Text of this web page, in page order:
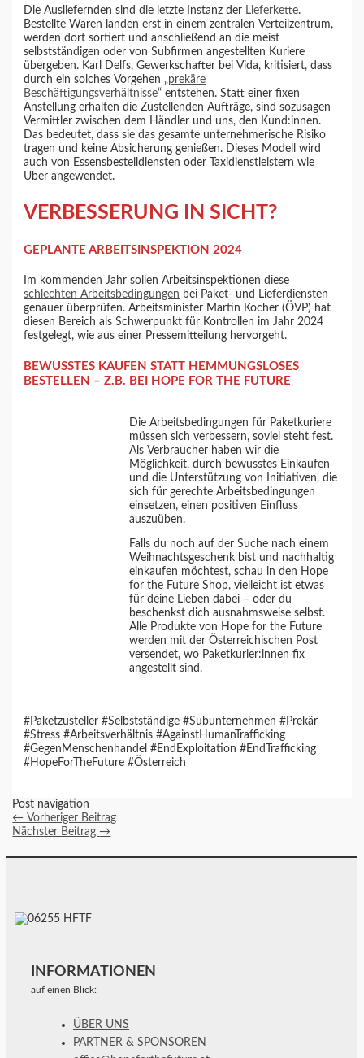
Die Ausliefernden sind die letzte Instanz der Lieferkette.
Bestellte Waren landen erst in einem zentralen Verteilzentrum,
werden dort sortiert und anschließend an die meist
selbstständigen oder von Subfirmen angestellten Kuriere
übergeben. Karl Delfs, Gewerkschafter bei Vida, kritisiert, dass
durch ein solches Vorgehen „prekäre
Beschäftigungsverhältnisse“ entstehen. Statt einer fixen
Anstellung erhalten die Zustellenden Aufträge, sind sozusagen
Vermittler zwischen dem Händler und uns, den Kund:innen.
Das bedeutet, dass sie das gesamte unternehmerische Risiko
tragen und keine Absicherung genießen. Dieses Modell wird
auch von Essensbestelldiensten oder Taxidienstleistern wie
Uber angewendet.
VERBESSERUNG IN SICHT?
GEPLANTE ARBEITSINSPEKTION 2024
Im kommenden Jahr sollen Arbeitsinspektionen diese
schlechten Arbeitsbedingungen bei Paket- und Lieferdiensten
genauer überprüfen. Arbeitsminister Martin Kocher (ÖVP) hat
diesen Bereich als Schwerpunkt für Kontrollen im Jahr 2024
festgelegt, wie aus einer Pressemitteilung hervorgeht.
BEWUSSTES KAUFEN STATT HEMMUNGSLOSES
BESTELLEN – Z.B. BEI HOPE FOR THE FUTURE
Die Arbeitsbedingungen für Paketkuriere
müssen sich verbessern, soviel steht fest.
Als Verbraucher haben wir die
Möglichkeit, durch bewusstes Einkaufen
und die Unterstützung von Initiativen, die
sich für gerechte Arbeitsbedingungen
einsetzen, einen positiven Einfluss
auszuüben.
Falls du noch auf der Suche nach einem
Weihnachtsgeschenk bist und nachhaltig
einkaufen möchtest, schau in den Hope
for the Future Shop, vielleicht ist etwas
für deine Lieben dabei – oder du
beschenkst dich ausnahmsweise selbst.
Alle Produkte von Hope for the Future
werden mit der Österreichischen Post
versendet, wo Paketkurier:innen fix
angestellt sind.
#Paketzusteller #Selbstständige #Subunternehmen #Prekär
#Stress #Arbeitsverhältnis #AgainstHumanTrafficking
#GegenMenschenhandel #EndExploitation #EndTrafficking
#HopeForTheFuture #Österreich
Post navigation
← Vorheriger Beitrag
Nächster Beitrag→
INFORMATIONEN
auf einen Blick:
ÜBER UNS
PARTNER & SPONSOREN